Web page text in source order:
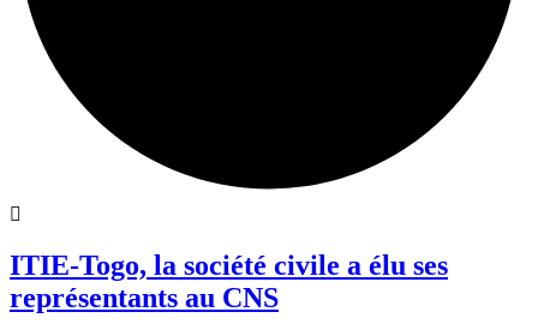
ITIE-Togo, la société civile a élu ses
représentants au CNS